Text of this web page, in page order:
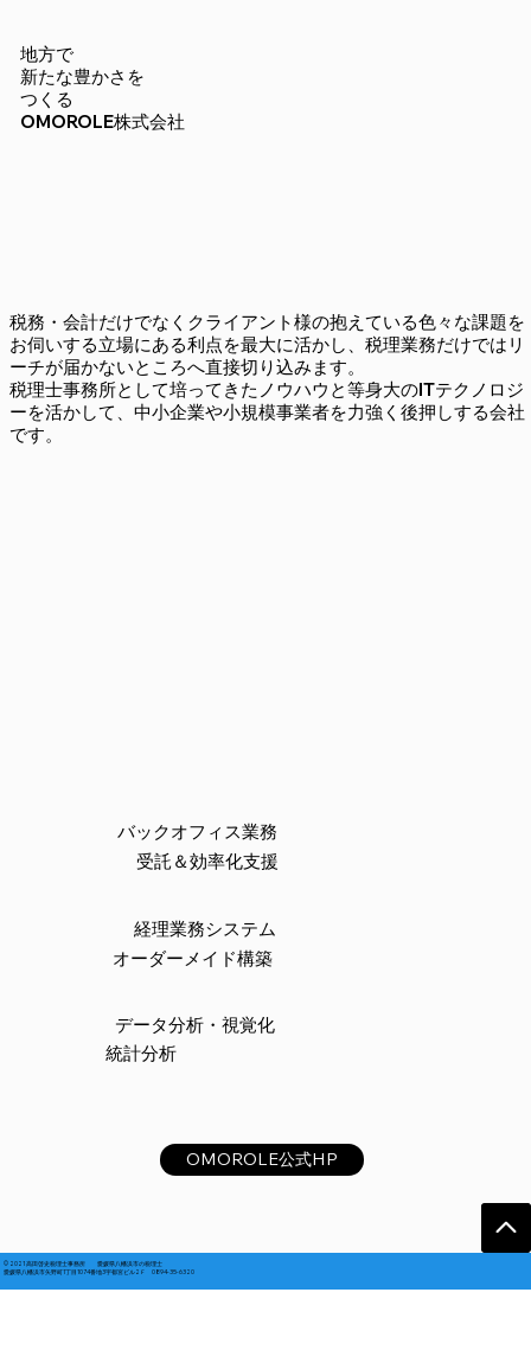
OMOROLE公式HP
地方で
新たな豊かさを
​つくる
OMOROLE株式会社
バックオフィス業務
受託＆効率化支援
経理業務システム
オーダーメイド構築
データ分析・視覚化
統計分析
税務・会計だけでなくクライアント様の抱えている色々な課題を
お伺いする立場にある利点を最大に活かし、税理業務だけではリ
ーチが届かないところへ直接切り込みます。
税理士事務所として培ってきたノウハウと等身大のITテクノロジ
ーを活かして、中小企業や小規模事業者を力強く後押しする会社
です。
© 2021 高田啓史税理士事務所 愛媛県八幡浜市の税理士
愛媛県八幡浜市矢野町1丁目1074番地3宇都宮ビル2Ｆ 0894-35-6320